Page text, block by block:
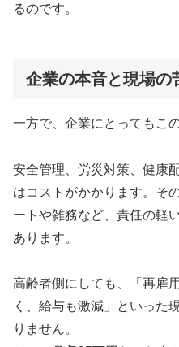
るのです。
企業の本音と現場の
一方で、企業にとってもこ
安全管理、労災対策、健康
はコストがかかります。そ
ートや雑務など、責任の軽
あります。
高齢者側にしても、「再雇
く、給与も激減」といった
りません。